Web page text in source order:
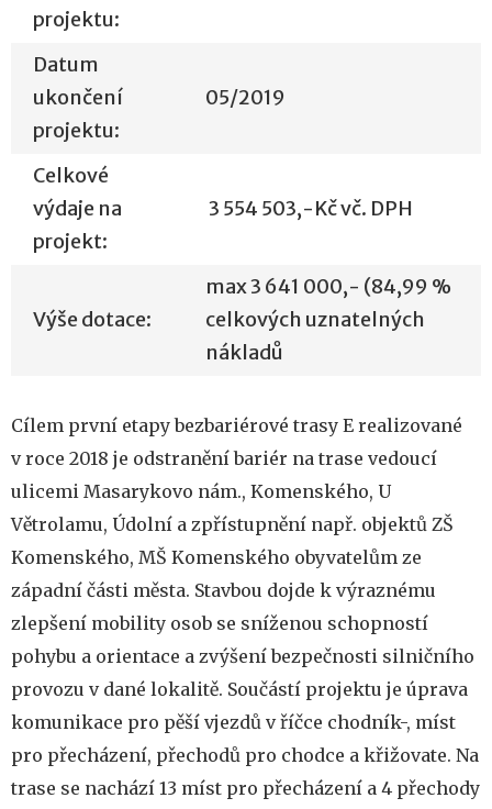
projektu:
Datum
ukončení
projektu:
05/2019
Celkové
výdaje na
projekt:
3 554 503,-Kč vč. DPH
Výše dotace:
max 3 641 000,- (84,99 %
celkových uznatelných
nákladů
Cílem první etapy bezbariérové trasy E realizované
v roce 2018 je odstranění bariér na trase vedoucí
ulicemi Masarykovo nám., Komenského, U
Větrolamu, Údolní a zpřístupnění např. objektů ZŠ
Komenského, MŠ Komenského obyvatelům ze
západní části města. Stavbou dojde k výraznému
zlepšení mobility osob se sníženou schopností
pohybu a orientace a zvýšení bezpečnosti silničního
provozu v dané lokalitě. Součástí projektu je úprava
komunikace pro pěší vjezdů v říčce chodník-, míst
pro přecházení, přechodů pro chodce a křižovate. Na
trase se nachází 13 míst pro přecházení a 4 přechody